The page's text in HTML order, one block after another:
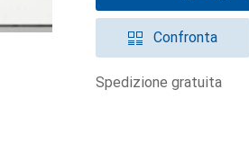
Confronta
spedizione gratuita